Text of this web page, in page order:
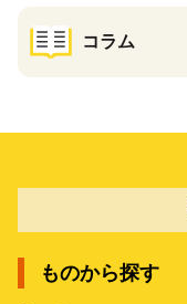
コラム
ものから探す